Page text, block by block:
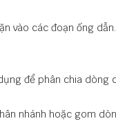
vào các đoạn ống dẫn.
để phân chia dòng
nhánh hoặc gom